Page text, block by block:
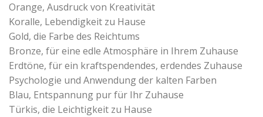
Orange, Ausdruck von Kreativität
Koralle, Lebendigkeit zu Hause
Gold, die Farbe des Reichtums
Bronze, für eine edle Atmosphäre in Ihrem Zuhause
Erdtöne, für ein kraftspendendes, erdendes Zuhause
Psychologie und Anwendung der kalten Farben
Blau, Entspannung pur für Ihr Zuhause
Türkis, die Leichtigkeit zu Hause